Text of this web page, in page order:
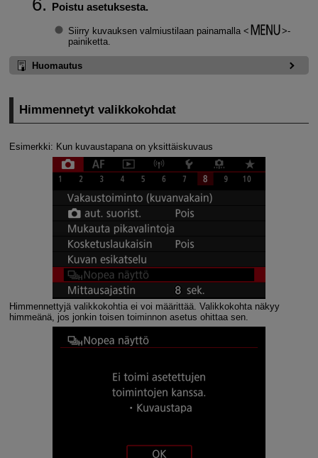
Poistu asetuksesta.
Siirry kuvauksen valmiustilaan painamalla
-
painiketta.
Huomautus
Himmennetyt valikkokohdat
Esimerkki: Kun kuvaustapana on yksittäiskuvaus
Himmennettyjä valikkokohtia ei voi määrittää. Valikkokohta näkyy
himmeänä, jos jonkin toisen toiminnon asetus ohittaa sen.